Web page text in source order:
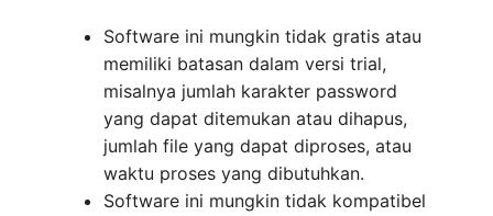
Software ini mungkin tidak gratis atau
memiliki batasan dalam versi trial,
misalnya jumlah karakter password
yang dapat ditemukan atau dihapus,
jumlah file yang dapat diproses, atau
waktu proses yang dibutuhkan.
Software ini mungkin tidak kompatibel